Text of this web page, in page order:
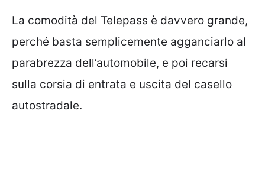
La comodità del Telepass è davvero grande,
perché basta semplicemente agganciarlo al
parabrezza dell’automobile, e poi recarsi
sulla corsia di entrata e uscita del casello
autostradale.